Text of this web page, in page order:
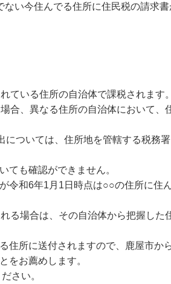
い今住んでる住所に住民税の請求
ている住所の自治体で課税されます。
合、異なる住所の自治体において、
ついては、住所地を管轄する税務
ても確認ができません。
令和6年1月1日時点は○○の住所に住
る場合は、その自治体から把握した
住所に送付されますので、鹿屋市か
をお薦めします。
さい。